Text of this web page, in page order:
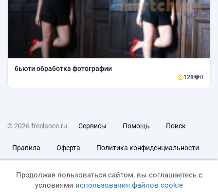
бьюти обработка фотографии
128 0
© 2026 freelance.ru Сервисы Помощь Поиск
Правила Оферта Политика конфиденциальности
Продолжая пользоваться сайтом, вы соглашаетесь с
условиями использования файлов cookie